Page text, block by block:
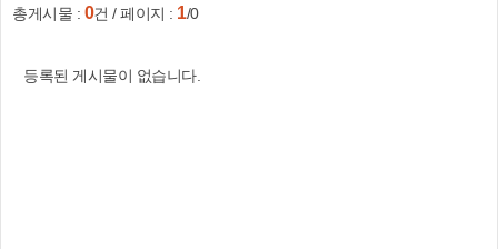
총게시물 : 0건 / 페이지 : 1/0
등록된 게시물이 없습니다.